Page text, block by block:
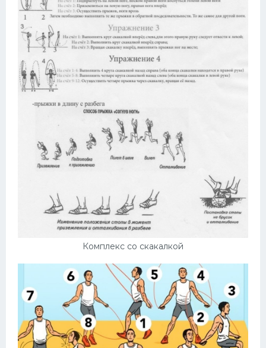
Комплекс со скакалкой